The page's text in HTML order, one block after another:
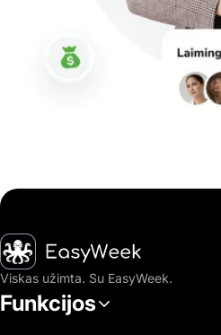
Pagrindinis puslapis
Viskas užimta. Su EasyWeek.
Funkcijos